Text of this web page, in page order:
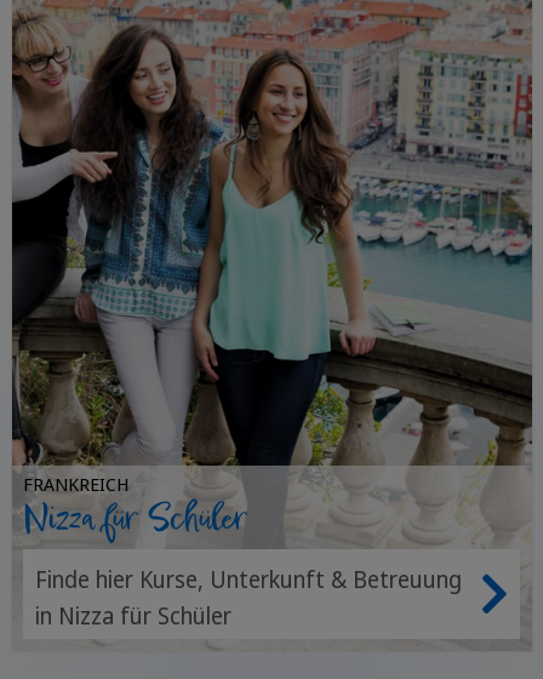
FRANKREICH
Nizza für Schüler
Finde hier Kurse, Unterkunft & Betreuung
in Nizza für Schüler